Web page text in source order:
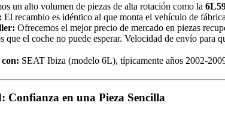
un alto volumen de piezas de alta rotación como la
El recambio es idéntico al que monta el vehículo de
Ofrecemos el mejor precio de mercado en piezas
que el coche no puede esperar. Velocidad de envío para
con: SEAT Ibiza (modelo 6L), típicamente años 2002-
en una Pieza Sencilla